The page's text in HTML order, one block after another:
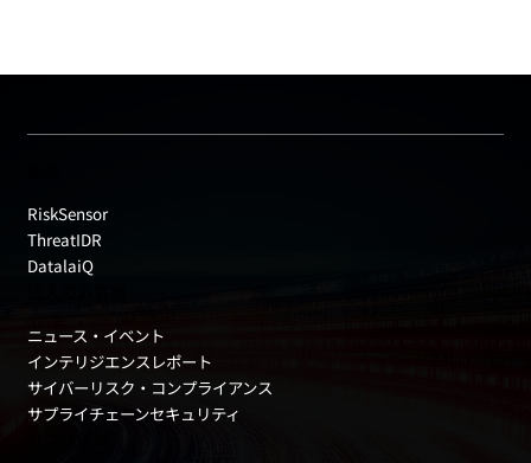
RiskSensor
ThreatIDR
DatalaiQ
ニュース・イベント
インテリジエンスレポート
サイバーリスク・コンプライアンス
サプライチェーンセキュリティ